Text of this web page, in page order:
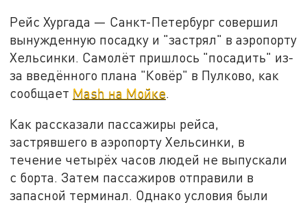
Рейс Хургада — Санкт-Петербург совершил
вынужденную посадку и "застрял" в аэропорту
Хельсинки. Самолёт пришлось "посадить" из-
за введённого плана "Ковёр" в Пулково, как
сообщает Mash на Мойке.
Как рассказали пассажиры рейса,
застрявшего в аэропорту Хельсинки, в
течение четырёх часов людей не выпускали
с борта. Затем пассажиров отправили в
запасной терминал. Однако условия были